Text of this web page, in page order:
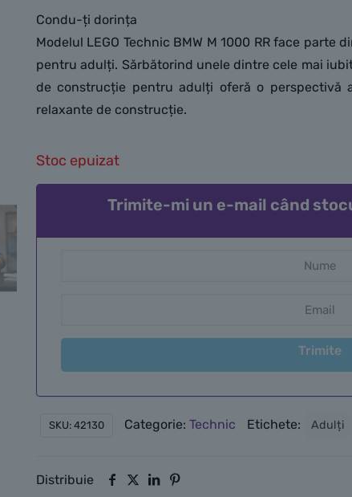
Condu-ți dorința
Modelul LEGO Technic BMW M 1000 RR face parte
pentru adulți. Sărbătorind unele dintre cele mai
de construcție pentru adulți oferă o perspectivă
relaxante de construcție.
Stoc epuizat
Trimite-mi un e-mail când
Trimite
SKU: 42130 Categorie: Technic Etichete: Adulți
Distribuie